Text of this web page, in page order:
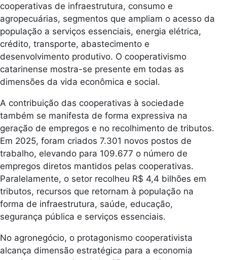
cooperativas de infraestrutura, consumo e
agropecuárias, segmentos que ampliam o acesso da
população a serviços essenciais, energia elétrica,
crédito, transporte, abastecimento e
desenvolvimento produtivo. O cooperativismo
catarinense mostra-se presente em todas as
dimensões da vida econômica e social.
A contribuição das cooperativas à sociedade
também se manifesta de forma expressiva na
geração de empregos e no recolhimento de tributos.
Em 2025, foram criados 7.301 novos postos de
trabalho, elevando para 109.677 o número de
empregos diretos mantidos pelas cooperativas.
Paralelamente, o setor recolheu R$ 4,4 bilhões em
tributos, recursos que retornam à população na
forma de infraestrutura, saúde, educação,
segurança pública e serviços essenciais.
No agronegócio, o protagonismo cooperativista
alcança dimensão estratégica para a economia